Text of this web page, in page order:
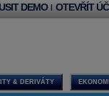
DEMO | OTEVŘÍT
& DERIVÁTY